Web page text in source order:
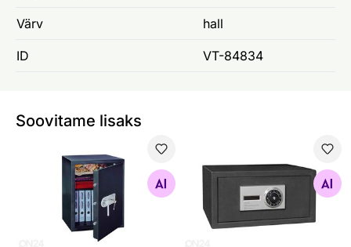
Värv hall
ID VT-84834
Soovitame lisaks
Seif Samoa 65
Otsi sarnaseid
Turvaseif Soho 20
Otsi sarnaseid